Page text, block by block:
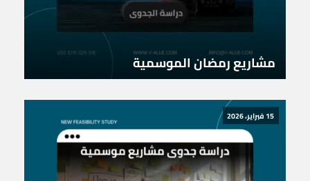
مشاريع رمضان الموسمية
15 فبراير، 2026